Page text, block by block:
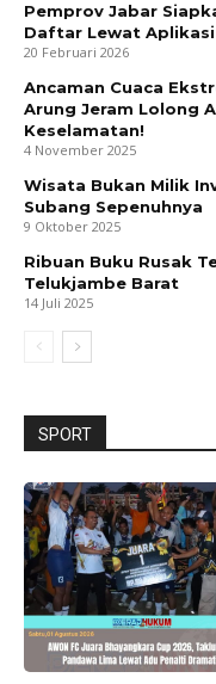
Pemprov Jabar
Daftar Lewat
20 Februari 2026
Ancaman Cuaca
Arung Jeram Lolong
Keselamatan!
4 November 2025
Wisata Bukan Milik
Subang Sepenuhnya
9 Oktober 2025
Ribuan Buku Rusak
Telukjambe Barat
14 Juli 2025
SPORT